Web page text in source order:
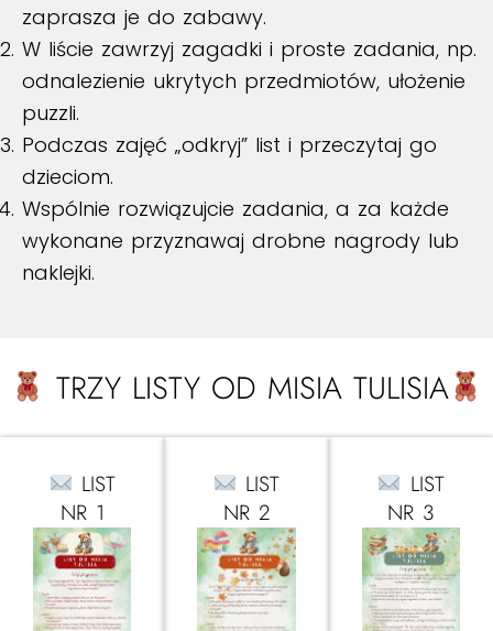
zaprasza je do zabawy.
W liście zawrzyj zagadki i proste zadania, np.
odnalezienie ukrytych przedmiotów, ułożenie
puzzli.
Podczas zajęć „odkryj” list i przeczytaj go
dzieciom.
Wspólnie rozwiązujcie zadania, a za każde
wykonane przyznawaj drobne nagrody lub
naklejki.
TRZY LISTY OD MISIA TULISIA
LIST
NR 1
LIST
NR 2
LIST
NR 3